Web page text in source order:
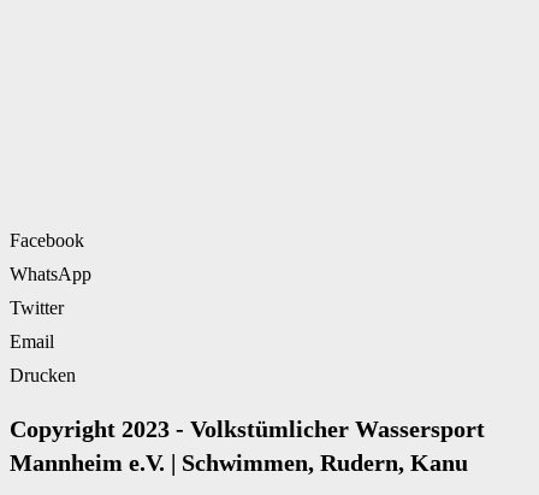
Facebook
WhatsApp
Twitter
Email
Drucken
Copyright 2023 - Volkstümlicher Wassersport
Mannheim e.V. | Schwimmen, Rudern, Kanu